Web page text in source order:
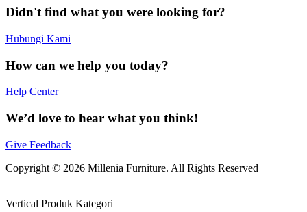
Didn't find what you were looking for?
Hubungi Kami
How can we help you today?
Help Center
We’d love to hear what you think!
Give Feedback
Copyright © 2026 Millenia Furniture. All Rights Reserved
Vertical Produk Kategori